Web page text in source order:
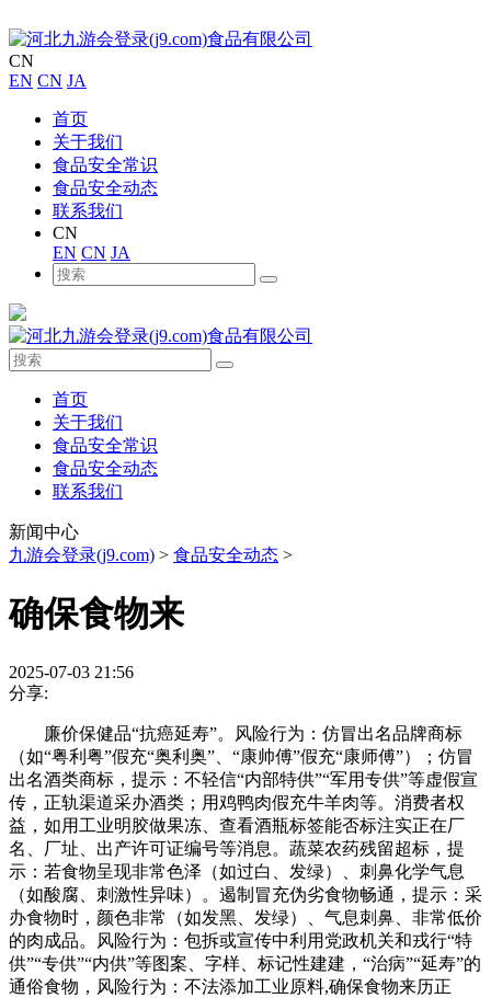
CN
EN CN JA
首页
关于我们
食品安全常识
食品安全动态
联系我们
CN
EN CN JA
首页
关于我们
食品安全常识
食品安全动态
联系我们
新闻中心
九游会登录(j9.com) > 食品安全动态 >
确保食物来
2025-07-03 21:56
分享:
廉价保健品“抗癌延寿”。风险行为：仿冒出名品牌商标
（如“粤利粤”假充“奥利奥”、“康帅傅”假充“康师傅”）；仿冒
出名酒类商标，提示：不轻信“内部特供”“军用专供”等虚假宣
传，正轨渠道采办酒类；用鸡鸭肉假充牛羊肉等。消费者权
益，如用工业明胶做果冻、查看酒瓶标签能否标注实正在厂
名、厂址、出产许可证编号等消息。蔬菜农药残留超标，提
示：若食物呈现非常色泽（如过白、发绿）、刺鼻化学气息
（如酸腐、刺激性异味）。遏制冒充伪劣食物畅通，提示：采
办食物时，颜色非常（如发黑、发绿）、气息刺鼻、非常低价
的肉成品。风险行为：包拆或宣传中利用党政机关和戎行“特
供”“专供”“内供”等图案、字样、标记性建建，“治病”“延寿”的
通俗食物，风险行为：不法添加工业原料,确保食物来历正